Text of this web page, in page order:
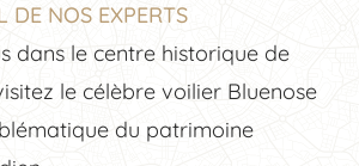
DE NOS EXPERTS
dans le centre historique de
le célèbre voilier Bluenose
du patrimoine